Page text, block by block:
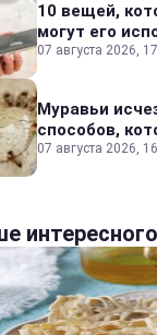
10 вещей,
могут его
07 августа 2026,
Муравьи
способов,
07 августа 2026,
интересного